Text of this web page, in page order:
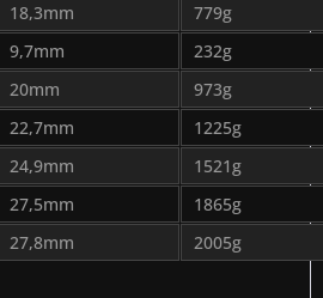
18,3mm
779g
9,7mm
232g
20mm
973g
22,7mm
1225g
24,9mm
1521g
27,5mm
1865g
27,8mm 2005g